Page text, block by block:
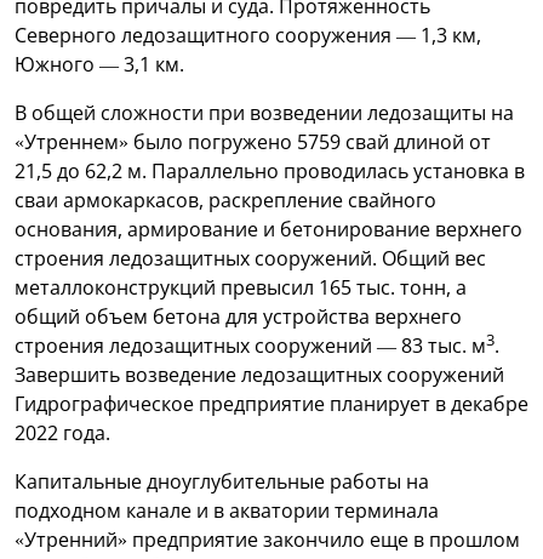
повредить причалы и суда. Протяженность
Северного ледозащитного сооружения — 1,3 км,
Южного — 3,1 км.
В общей сложности при возведении ледозащиты на
«Утреннем» было погружено 5759 свай длиной от
21,5 до 62,2 м. Параллельно проводилась установка в
сваи армокаркасов, раскрепление свайного
основания, армирование и бетонирование верхнего
строения ледозащитных сооружений. Общий вес
металлоконструкций превысил 165 тыс. тонн, а
общий объем бетона для устройства верхнего
строения ледозащитных сооружений — 83 тыс. м3.
Завершить возведение ледозащитных сооружений
Гидрографическое предприятие планирует в декабре
2022 года.
Капитальные дноуглубительные работы на
подходном канале и в акватории терминала
«Утренний» предприятие закончило еще в прошлом